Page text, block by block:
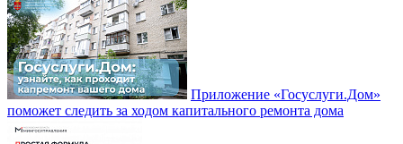
Приложение «Госуслуги.Дом»
поможет следить за ходом капитального ремонта дома